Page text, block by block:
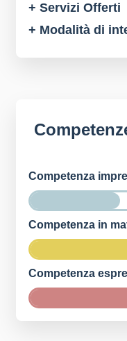
+ Servizi Offerti
+ Modalità di
Competenza
Competenza in
Competenza